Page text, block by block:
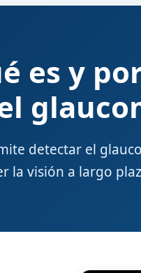
es y
detectar el
la visión a largo